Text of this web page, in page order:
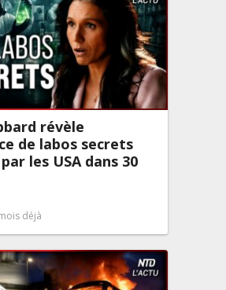
révèle
de labos secrets
les USA dans 30
déjà